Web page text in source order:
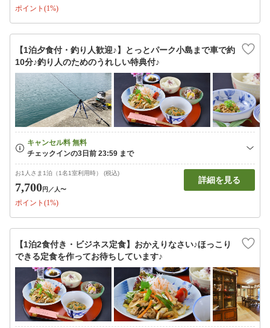
ポイント(1%)
【1泊夕食付・釣り人歓迎♪】とっとパーク小島まで車で約
10分♪釣り人のためのうれしい特典付♪
お1人さま1泊（1名1室利用時） (税込)
7,700円 ／人〜
ポイント(1%)
詳細を見る
【1泊2食付き・ビジネス定食】おかえりなさい♪ほっこり
できる定食を作ってお待ちしています♪